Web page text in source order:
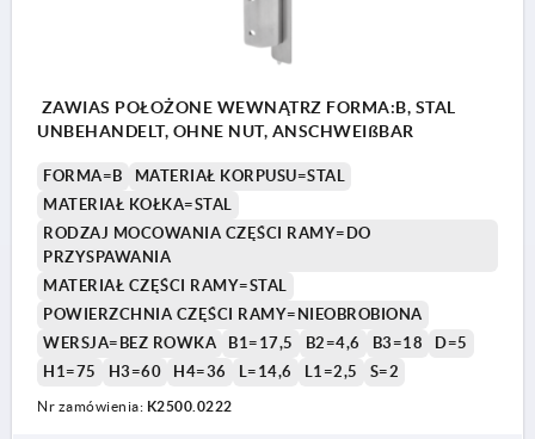
ZAWIAS POŁOŻONE WEWNĄTRZ FORMA:B, STAL
UNBEHANDELT, OHNE NUT, ANSCHWEIßBAR
FORMA=B
MATERIAŁ KORPUSU=STAL
MATERIAŁ KOŁKA=STAL
RODZAJ MOCOWANIA CZĘŚCI RAMY=DO
PRZYSPAWANIA
MATERIAŁ CZĘŚCI RAMY=STAL
POWIERZCHNIA CZĘŚCI RAMY=NIEOBROBIONA
WERSJA=BEZ ROWKA
B1=17,5 B2=4,6 B3=18
D=5
H1=75
H3=60 H4=36 L=14,6 L1=2,5 S=2
Nr zamówienia: K2500.0222